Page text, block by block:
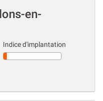
en-
Indice d'implantation